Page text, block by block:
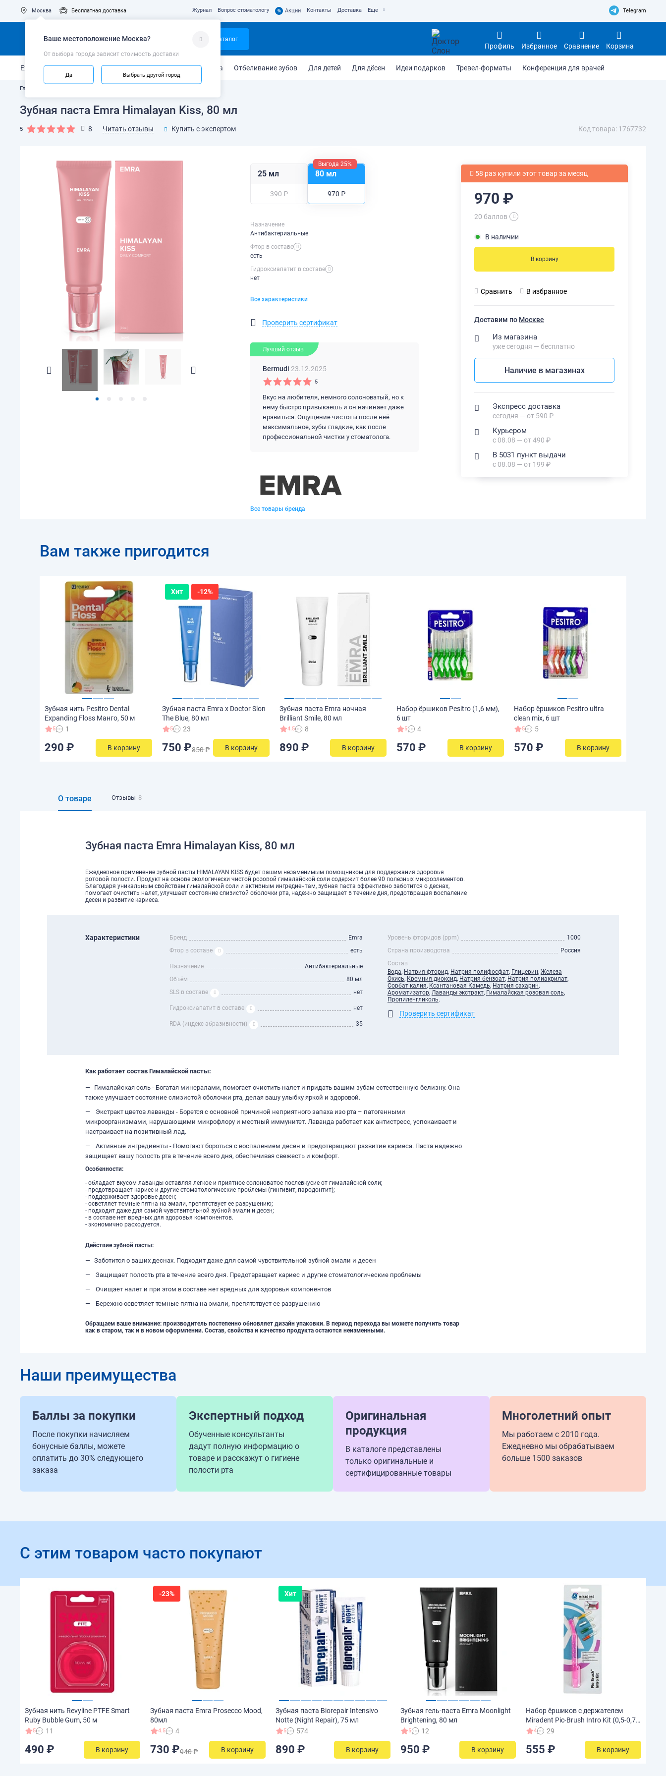
Москва
Ваше местоположение Москва?
От выбора города зависит стоимость доставки
Да Выбрать другой город
Бесплатная доставка Журнал Вопрос стоматологу % Акции Контакты Доставка Еще Telegram
Каталог
Профиль Избранное Сравнение Корзина
Ежедневный уход Укрепление эмали Защита от кариеса Отбеливание зубов Для детей Для дёсен Идеи подарков Тревел-форматы Конференция для врачей
Главная
Зубная паста Emra Himalayan Kiss, 80 мл
5 8 Читать отзывы Купить с экспертом Код товара: 1767732
25 мл
390 ₽
Выгода 25%
80 мл
970 ₽
Назначение
Антибактериальные
Фтор в составе
есть
Гидроксиапатит в составе
нет
Все характеристики
Проверить сертификат
Лучший отзыв
Bermudi 23.12.2025
5
Вкус на любителя, немного солоноватый, но к
нему быстро привыкаешь и он начинает даже
нравиться. Ощущение чистоты после неё
максимальное, зубы гладкие, как после
профессиональной чистки у стоматолога.
Все товары бренда
58 раз купили этот товар за месяц
970 ₽
20 баллов
В наличии
В корзину
Сравнить В избранное
Доставим по Москве
Из магазина
уже сегодня — бесплатно
Наличие в магазинах
Экспресс доставка
сегодня — от 590 ₽
Курьером
с 08.08 — от 490 ₽
В 5031 пункт выдачи
с 08.08 — от 199 ₽
Вам также пригодится
Зубная нить Pesitro Dental
Expanding Floss Манго, 50 м
5 1
290 ₽ В корзину
Хит -12%
Зубная паста Emra x Doctor Slon
The Blue, 80 мл
5 23
750 ₽850 ₽ В корзину
Зубная паста Emra ночная
Brilliant Smile, 80 мл
4.5 8
890 ₽ В корзину
Набор ёршиков Pesitro (1,6 мм),
6 шт
5 4
570 ₽ В корзину
Набор ёршиков Pesitro ultra
clean mix, 6 шт
5 5
570 ₽ В корзину
О товаре Отзывы 8
Зубная паста Emra Himalayan Kiss, 80 мл
Ежедневное применение зубной пасты HIMALAYAN KISS будет вашим незаменимым помощником для поддержания здоровья
ротовой полости. Продукт на основе экологически чистой розовой гималайской соли содержит более 90 полезных микроэлементов.
Благодаря уникальным свойствам гималайской соли и активным ингредиентам, зубная паста эффективно заботится о деснах,
помогает очистить налет, улучшает состояние слизистой оболочки рта, надежно защищает в течение дня, предотвращая воспаление
десен и развитие кариеса.
Характеристики Бренд
Emra
Фтор в составе
есть
Назначение
Антибактериальные
Объём
80 мл
SLS в составе
нет
Гидроксиапатит в составе нет
RDA (индекс абразивности) 35
Уровень фторидов (ppm)
1000
Страна производства
Россия
Состав
Вода, Натрия фторид, Натрия полифосфат, Глицерин, Железа
Окись, Кремния диоксид, Натрия бензоат, Натрия полиакрилат,
Сорбат калия, Ксантановая Камедь, Натрия сахарин,
Ароматизатор, Лаванды экстракт, Гималайская розовая соль,
Пропиленгликоль.
Проверить сертификат
Как работает состав Гималайской пасты:
Гималайская соль - Богатая минералами, помогает очистить налет и придать вашим зубам естественную белизну. Она
также улучшает состояние слизистой оболочки рта, делая вашу улыбку яркой и здоровой.
Экстракт цветов лаванды - Борется с основной причиной неприятного запаха изо рта – патогенными
микроорганизмами, нарушающими микрофлору и местный иммунитет. Лаванда работает как антистресс, успокаивает и
настраивает на позитивный лад.
Активные ингредиенты - Помогают бороться с воспалением десен и предотвращают развитие кариеса. Паста надежно
защищает вашу полость рта в течение всего дня, обеспечивая свежесть и комфорт.
Особенности:
- обладает вкусом лаванды оставляя легкое и приятное солоноватое послевкусие от гималайской соли;
- предотвращает кариес и другие стоматологические проблемы (гингивит, пародонтит);
- поддерживает здоровье десен;
- осветляет темные пятна на эмали, препятствует ее разрушению;
- подходит даже для самой чувствительной зубной эмали и десен;
- в составе нет вредных для здоровья компонентов.
- экономично расходуется.
Действие зубной пасты:
Заботится о ваших деснах. Подходит даже для самой чувствительной зубной эмали и десен
Защищает полость рта в течение всего дня. Предотвращает кариес и другие стоматологические проблемы
Очищает налет и при этом в составе нет вредных для здоровья компонентов
Бережно осветляет темные пятна на эмали, препятствует ее разрушению
Обращаем ваше внимание: производитель постепенно обновляет дизайн упаковки. В период перехода вы можете получить товар
как в старом, так и в новом оформлении. Состав, свойства и качество продукта остаются неизменными.
Наши преимущества
Баллы за покупки
После покупки начисляем
бонусные баллы, можете
оплатить до 30% следующего
заказа
Экспертный подход
Обученные консультанты
дадут полную информацию о
товаре и расскажут о гигиене
полости рта
Оригинальная
продукция
В каталоге представлены
только оригинальные и
сертифицированные товары
Многолетний опыт
Мы работаем с 2010 года.
Ежедневно мы обрабатываем
больше 1500 заказов
С этим товаром часто покупают
Зубная нить Revyline PTFE Smart
Ruby Bubble Gum, 50 м
5 11
490 ₽ В корзину
-23%
Зубная паста Emra Prosecco Mood,
80мл
4.5 4
730 ₽940 ₽ В корзину
Хит
Зубная паста Biorepair Intensivo
Notte (Night Repair), 75 мл
5 574
890 ₽ В корзину
Зубная гель-паста Emra Moonlight
Brightening, 80 мл
5 12
950 ₽ В корзину
Набор ёршиков с держателем
Miradent Pic-Brush Intro Kit (0,5-0,7
мм), 4 шт
4 29
555 ₽ В корзину